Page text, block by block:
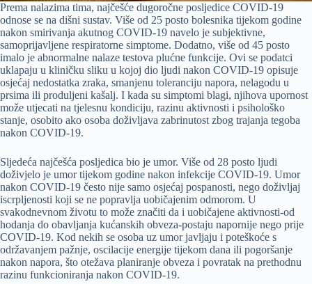
Prema nalazima tima, najčešće dugoročne posljedice COVID-19
odnose se na dišni sustav. Više od 25 posto bolesnika tijekom godine
nakon smirivanja akutnog COVID-19 navelo je subjektivne,
samoprijavljene respiratorne simptome. Dodatno, više od 45 posto
imalo je abnormalne nalaze testova plućne funkcije. Ovi se podatci
uklapaju u kliničku sliku u kojoj dio ljudi nakon COVID-19 opisuje
osjećaj nedostatka zraka, smanjenu toleranciju napora, nelagodu u
prsima ili produljeni kašalj. I kada su simptomi blagi, njihova upornost
može utjecati na tjelesnu kondiciju, razinu aktivnosti i psihološko
stanje, osobito ako osoba doživljava zabrinutost zbog trajanja tegoba
nakon COVID-19.
Sljedeća najčešća posljedica bio je umor. Više od 28 posto ljudi
doživjelo je umor tijekom godine nakon infekcije COVID-19. Umor
nakon COVID-19 često nije samo osjećaj pospanosti, nego doživljaj
iscrpljenosti koji se ne popravlja uobičajenim odmorom. U
svakodnevnom životu to može značiti da i uobičajene aktivnosti-od
hodanja do obavljanja kućanskih obveza-postaju napornije nego prije
COVID-19. Kod nekih se osoba uz umor javljaju i poteškoće s
održavanjem pažnje, oscilacije energije tijekom dana ili pogoršanje
nakon napora, što otežava planiranje obveza i povratak na prethodnu
razinu funkcioniranja nakon COVID-19.